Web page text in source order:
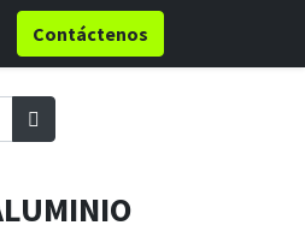
Contáctenos